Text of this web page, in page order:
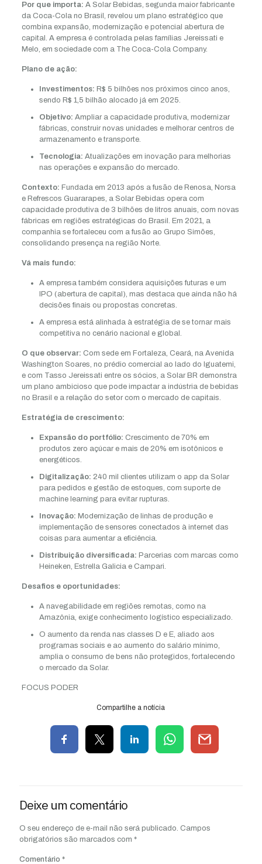
Por que importa: A Solar Bebidas, segunda maior fabricante
da Coca-Cola no Brasil, revelou um plano estratégico que
combina expansão, modernização e potencial abertura de
capital. A empresa é controlada pelas famílias Jereissati e
Melo, em sociedade com a The Coca-Cola Company.
Plano de ação:
Investimentos: R$ 5 bilhões nos próximos cinco anos,
sendo R$ 1,5 bilhão alocado já em 2025.
Objetivo: Ampliar a capacidade produtiva, modernizar
fábricas, construir novas unidades e melhorar centros de
armazenamento e transporte.
Tecnologia: Atualizações em inovação para melhorias
nas operações e expansão do mercado.
Contexto: Fundada em 2013 após a fusão de Renosa, Norsa
e Refrescos Guararapes, a Solar Bebidas opera com
capacidade produtiva de 3 bilhões de litros anuais, com novas
fábricas em regiões estratégicas do Brasil. Em 2021, a
companhia se fortaleceu com a fusão ao Grupo Simões,
consolidando presença na região Norte.
Vá mais fundo:
A empresa também considera aquisições futuras e um
IPO (abertura de capital), mas destaca que ainda não há
decisões finais ou propostas concretas.
A empresa está alinhada à estratégia de se tornar mais
competitiva no cenário nacional e global.
O que observar: Com sede em Fortaleza, Ceará, na Avenida
Washington Soares, no prédio comercial ao lado do Iguatemi,
e com Tasso Jereissati entre os sócios, a Solar BR demonstra
um plano ambicioso que pode impactar a indústria de bebidas
no Brasil e a relação do setor com o mercado de capitais.
Estratégia de crescimento:
Expansão do portfólio: Crescimento de 70% em
produtos zero açúcar e mais de 20% em isotônicos e
energéticos.
Digitalização: 240 mil clientes utilizam o app da Solar
para pedidos e gestão de estoques, com suporte de
machine learning para evitar rupturas.
Inovação: Modernização de linhas de produção e
implementação de sensores conectados à internet das
coisas para aumentar a eficiência.
Distribuição diversificada: Parcerias com marcas como
Heineken, Estrella Galicia e Campari.
Desafios e oportunidades:
A navegabilidade em regiões remotas, como na
Amazônia, exige conhecimento logístico especializado.
O aumento da renda nas classes D e E, aliado aos
programas sociais e ao aumento do salário mínimo,
amplia o consumo de bens não protegidos, fortalecendo
o mercado da Solar.
FOCUS PODER
Compartilhe a notícia
Deixe um comentário
O seu endereço de e-mail não será publicado. Campos
obrigatórios são marcados com *
Comentário *